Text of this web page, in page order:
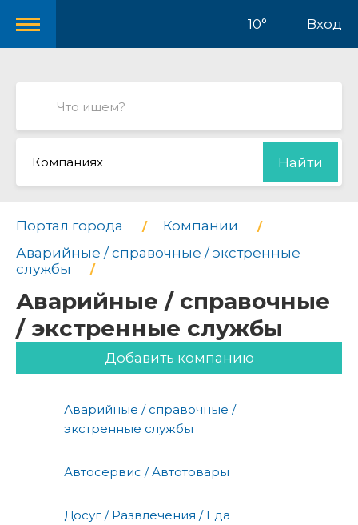
10° Вход
Компаниях Найти
Портал города
Компании
Аварийные / справочные / экстренные
службы
Аварийные / справочные
/ экстренные службы
Добавить компанию
Аварийные / справочные /
экстренные службы
Автосервис / Автотовары
Досуг / Развлечения / Еда